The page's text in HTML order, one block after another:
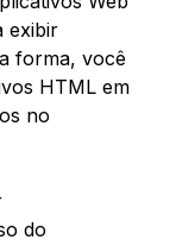
exibir
forma, você
HTML em
no
do